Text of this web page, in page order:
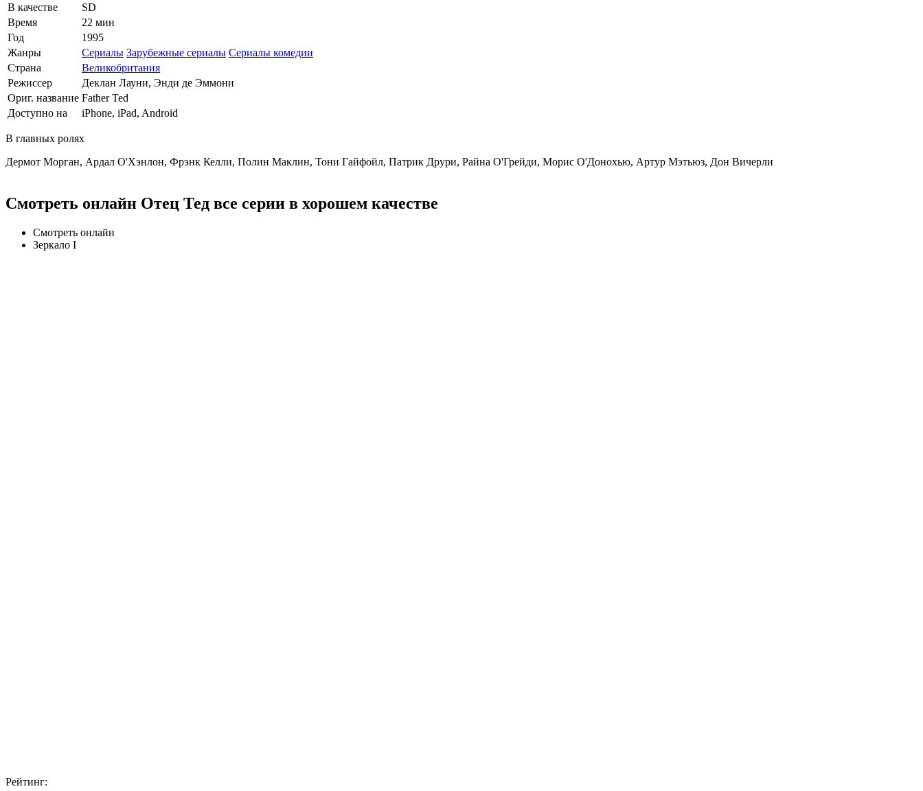
В качестве
SD
Время
22 мин
Год
1995
Жанры
Сериалы Зарубежные сериалы Сериалы комедии
Страна
Великобритания
Режиссер
Деклан Лауни, Энди де Эммони
Ориг. название Father Ted
Доступно на
iPhone, iPad, Android
В главных ролях
Дермот Морган, Ардал О'Хэнлон, Фрэнк Келли, Полин Маклин, Тони Гайфойл, Патрик Друри, Райна О'Грейди, Морис О'Донохью, Артур Мэтьюз, Дон Вичерли
Смотреть онлайн Отец Тед все серии в хорошем качестве
Смотреть онлайн
Зеркало I
Рейтинг: